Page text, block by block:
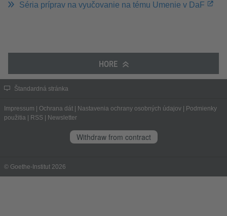
Séria príprav na vyučovanie na tému Umenie v DaF
HORE
Štandardná stránka
Impressum Ochrana dát Nastavenia ochrany osobných údajov
Podmienky
použitia
RSS Newsletter
Withdraw from contract
© Goethe-Institut 2026